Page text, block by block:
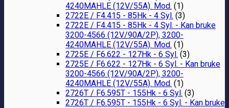
4240MAHLE (12V/55A). Mod. (1)
2722E / F4.415 - 85Hk - 4 Syl. (3)
2722E / F4.415 - 85Hk - 4 Syl. - Kan bruke
3200-4566 (12V/90A/2P), 3200-
4240MAHLE (12V/55A). Mod. (1)
2725E / F6.622 - 127Hk - 6 Syl. (3)
2725E / F6.622 - 127Hk - 6 Syl. - Kan bruke
3200-4566 (12V/90A/2P), 3200-
4240MAHLE (12V/55A). Mod. (1)
2726T / F6.595T - 155Hk - 6 Syl. (3)
2726T / F6.595T - 155Hk - 6 Syl. - Kan bruke